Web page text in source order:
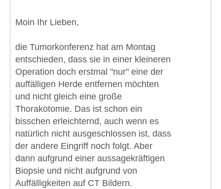
Moin Ihr Lieben,
die Tumorkonferenz hat am Montag
entschieden, dass sie in einer kleineren
Operation doch erstmal "nur" eine der
auffälligen Herde entfernen möchten
und nicht gleich eine große
Thorakotomie. Das ist schon ein
bisschen erleichternd, auch wenn es
natürlich nicht ausgeschlossen ist, dass
der andere Eingriff noch folgt. Aber
dann aufgrund einer aussagekräftigen
Biopsie und nicht aufgrund von
Auffälligkeiten auf CT Bildern.